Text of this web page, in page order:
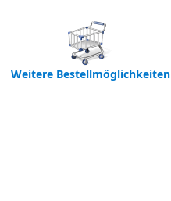
Weitere Bestellmöglichkeiten